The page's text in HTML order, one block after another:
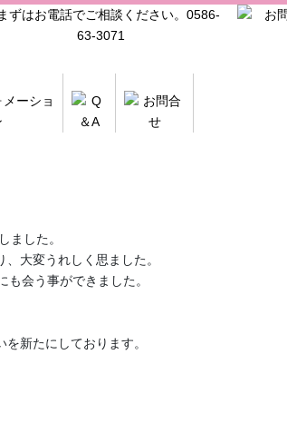
ました。
大変うれしく思ました。
会う事ができました。
新たにしております。